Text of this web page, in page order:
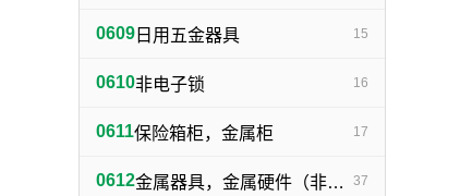
0609 日用五金器具 15
0610非电子锁 16
0611保险箱柜，金属柜 17
0612 金属器具，金属硬件（非机器零件） 37